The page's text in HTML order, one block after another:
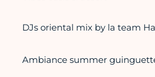
DJs oriental mix by la team
Ambiance summer